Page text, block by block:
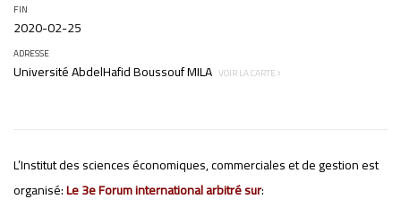
FIN
2020-02-25
ADRESSE
Université AbdelHafid Boussouf MILA VOIR LA CARTE
L’Institut des sciences économiques, commerciales et de gestion est
organisé:Le 3e Forum international arbitré sur: